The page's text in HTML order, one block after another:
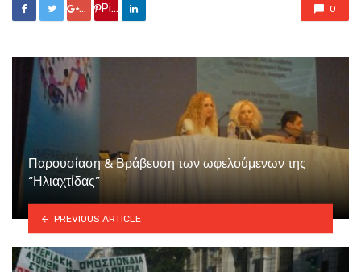
Google +
Pin it 0
Παρουσίαση & Βράβευση των ωφελούμενων της
“Ηλιαχτίδας”
PREVIOUS ARTICLE